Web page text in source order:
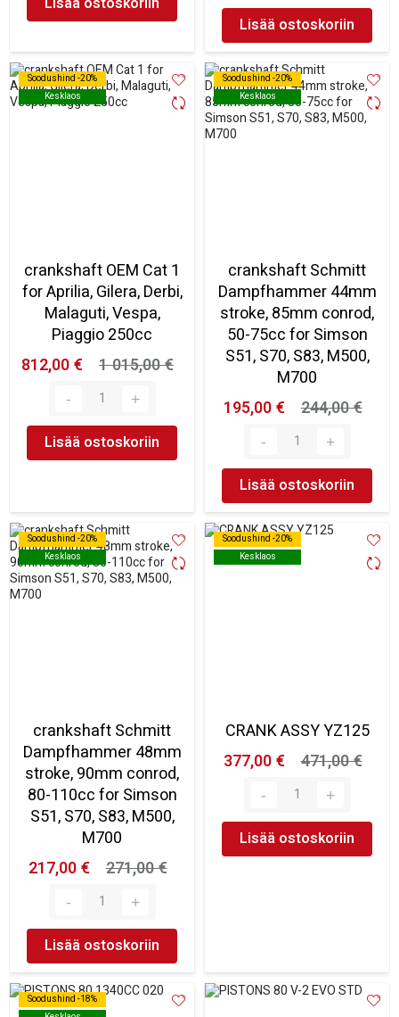
Lisää ostoskoriin
Soodushind -20%
Kesklaos
Soodushind -20%
Kesklaos
crankshaft OEM Cat 1
for Aprilia, Gilera, Derbi,
Malaguti, Vespa,
Piaggio 250cc
812,00 €
1 015,00 €
Lisää ostoskoriin
Soodushind -20%
Kesklaos
Soodushind -20%
Kesklaos
crankshaft Schmitt
Dampfhammer 44mm
stroke, 85mm conrod,
50-75cc for Simson
S51, S70, S83, M500,
M700
195,00 €
244,00 €
Lisää ostoskoriin
Soodushind -20%
Kesklaos
Soodushind -20%
Kesklaos
crankshaft Schmitt
Dampfhammer 48mm
stroke, 90mm conrod,
80-110cc for Simson
S51, S70, S83, M500,
M700
217,00 €
271,00 €
Lisää ostoskoriin
Soodushind -20%
Kesklaos
Soodushind -20%
Kesklaos
CRANK ASSY YZ125
377,00 €
471,00 €
Lisää ostoskoriin
Soodushind -18%
Soodushind -18%